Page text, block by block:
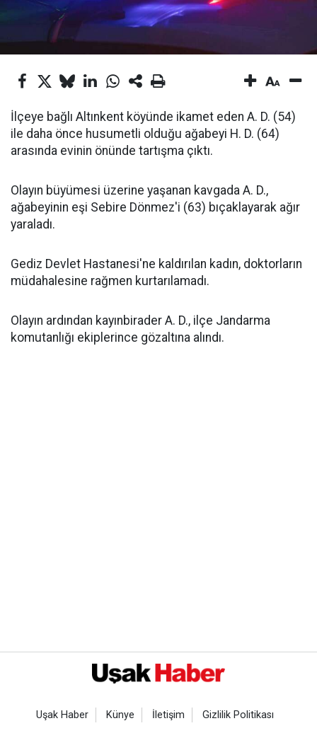
İlçeye bağlı Altınkent köyünde ikamet eden A. D. (54)
ile daha önce husumetli olduğu ağabeyi H. D. (64)
arasında evinin önünde tartışma çıktı.
Olayın büyümesi üzerine yaşanan kavgada A. D.,
ağabeyinin eşi Sebire Dönmez'i (63) bıçaklayarak ağır
yaraladı.
Gediz Devlet Hastanesi'ne kaldırılan kadın, doktorların
müdahalesine rağmen kurtarılamadı.
Olayın ardından kayınbirader A. D., ilçe Jandarma
komutanlığı ekiplerince gözaltına alındı.
Uşak Haber Künye İletişim Gizlilik Politikası